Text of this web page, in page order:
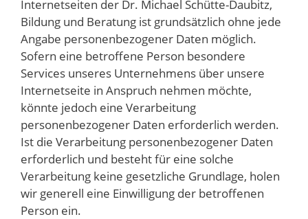
Internetseiten der Dr. Michael Schütte-Daubitz,
Bildung und Beratung ist grundsätzlich ohne jede
Angabe personenbezogener Daten möglich.
Sofern eine betroffene Person besondere
Services unseres Unternehmens über unsere
Internetseite in Anspruch nehmen möchte,
könnte jedoch eine Verarbeitung
personenbezogener Daten erforderlich werden.
Ist die Verarbeitung personenbezogener Daten
erforderlich und besteht für eine solche
Verarbeitung keine gesetzliche Grundlage, holen
wir generell eine Einwilligung der betroffenen
Person ein.